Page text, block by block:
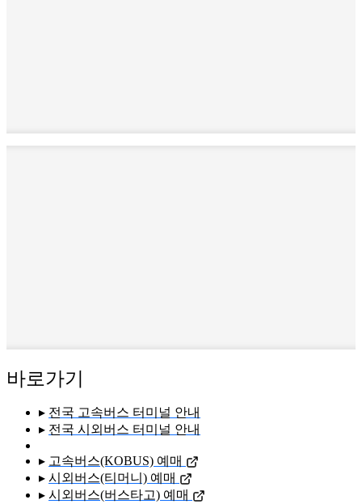
바로가기
▸ 전국 고속버스 터미널 안내
▸ 전국 시외버스 터미널 안내
▸ 고속버스(KOBUS) 예매
▸ 시외버스(티머니) 예매
▸ 시외버스(버스타고) 예매